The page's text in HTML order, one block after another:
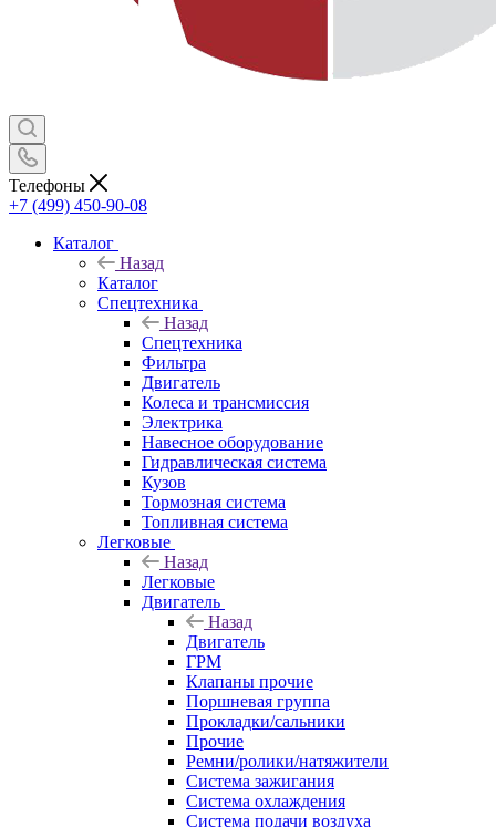
Телефоны
+7 (499) 450-90-08
Каталог
Назад
Каталог
Спецтехника
Назад
Спецтехника
Фильтра
Двигатель
Колеса и трансмиссия
Электрика
Навесное оборудование
Гидравлическая система
Кузов
Тормозная система
Топливная система
Легковые
Назад
Легковые
Двигатель
Назад
Двигатель
ГРМ
Клапаны прочие
Поршневая группа
Прокладки/сальники
Прочие
Ремни/ролики/натяжители
Система зажигания
Система охлаждения
Система подачи воздуха